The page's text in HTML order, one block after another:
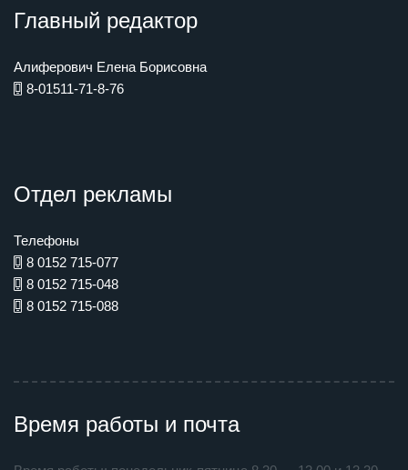
Главный редактор
Алиферович Елена Борисовна
8-01511-71-8-76
Отдел рекламы
Телефоны
8 0152 715-077
8 0152 715-048
8 0152 715-088
Время работы и почта